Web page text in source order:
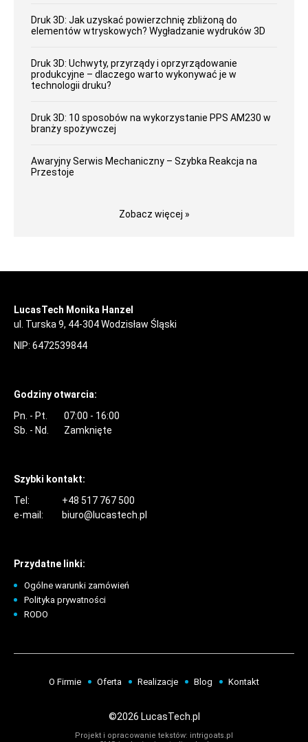
Druk 3D: Jak uzyskać powierzchnię zbliżoną do
elementów wtryskowych? Wygładzanie wydruków 3D
Druk 3D: Uchwyty, przyrządy i oprzyrządowanie
produkcyjne – dlaczego warto wykonywać je w
technologii druku?
Druk 3D: 10 sposobów na wykorzystanie PPS AM230 w
branży spożywczej
Awaryjny Serwis Mechaniczny – Szybka Reakcja na
Przestoje
Zobacz więcej »
LucasTech Monika Hanzel
ul. Turska 9, 44-304 Wodzisław Śląski
NIP: 6472539844
Godziny otwarcia:
Pn. - Pt.
07:00 - 16:00
Sb. - Nd.
Zamknięte
Szybki kontakt:
Tel:
+48 517 767 500
e-mail:
biuro@lucastech.pl
Przydatne linki:
Ogólne warunki zamówień
Polityka prywatności
RODO
O Firmie Oferta Realizacje Blog Kontakt
©2026 LucasTech.pl
Projekt i opracowanie tekstów: intrigoats.pl